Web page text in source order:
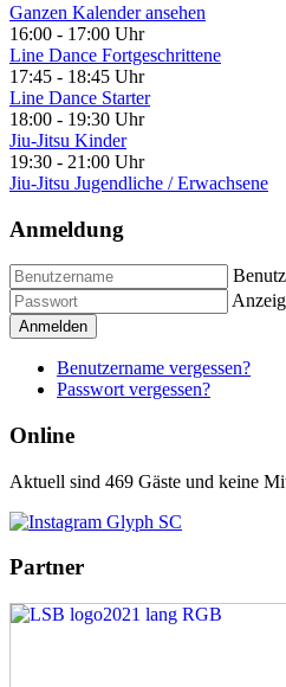
Ganzen Kalender ansehen
16:00 - 17:00 Uhr
Line Dance Fortgeschrittene
17:45 - 18:45 Uhr
Line Dance Starter
18:00 - 19:30 Uhr
Jiu-Jitsu Kinder
19:30 - 21:00 Uhr
Jiu-Jitsu Jugendliche / Erwachsene
Anmeldung
Anmelden
Benutzername vergessen?
Passwort vergessen?
Online
Aktuell sind 469 Gäste und keine
Partner